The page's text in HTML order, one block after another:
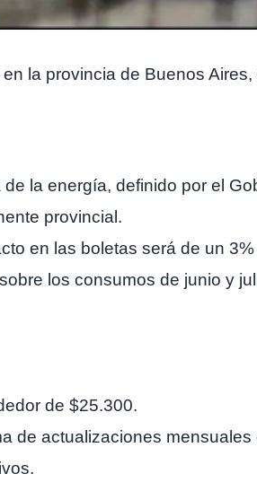
la provincia de Buenos Aires,
la energía, definido por el
provincial.
en las boletas será de un 3%
los consumos de junio y
de $25.300.
de actualizaciones mensuales